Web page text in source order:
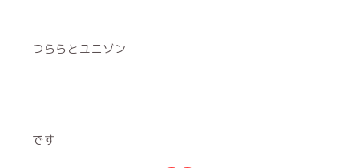
つららとユニゾン
です